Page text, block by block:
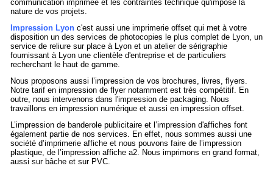
communication imprimée et les contraintes technique qu'impose la
nature de vos projets.
Impression Lyon c'est aussi une imprimerie offset qui met à votre
disposition un des services de photocopies le plus complet de Lyon, un
service de reliure sur place à Lyon et un atelier de sérigraphie
fournissant à Lyon une clientèle d'entreprise et de particuliers
recherchant le haut de gamme.
Nous proposons aussi l’impression de vos brochures, livres, flyers.
Notre tarif en impression de flyer notamment est très compétitif. En
outre, nous intervenons dans l'impression de packaging. Nous
travaillons en impression numérique et aussi en impression offset.
L’impression de banderole publicitaire et l’impression d'affiches font
également partie de nos services. En effet, nous sommes aussi une
société d’imprimerie affiche et nous pouvons faire de l’impression
plastique, de l’impression affiche a2. Nous imprimons en grand format,
aussi sur bâche et sur PVC.